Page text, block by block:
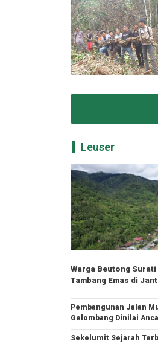
Leuser
Warga Beutong
Tambang Emas di
Pembangunan Jalan
Gelombang Dinilai
Sekelumit Sejarah